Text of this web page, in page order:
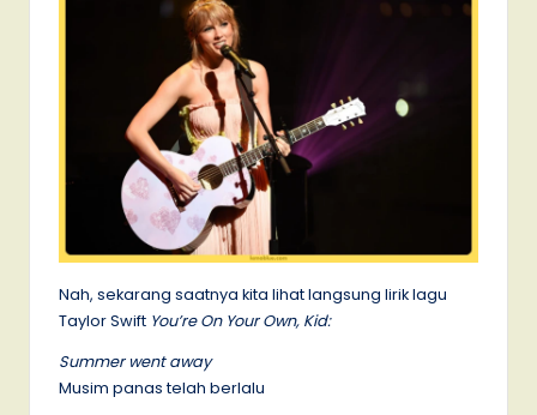
Nah, sekarang saatnya kita lihat langsung lirik lagu
Taylor Swift You’re On Your Own, Kid:
Summer went away
Musim panas telah berlalu